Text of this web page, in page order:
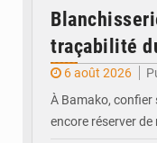
traçabilité
6 août 2026
À Bamako, confier
encore réserver